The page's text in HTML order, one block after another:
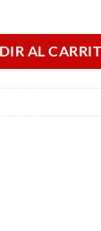
AL